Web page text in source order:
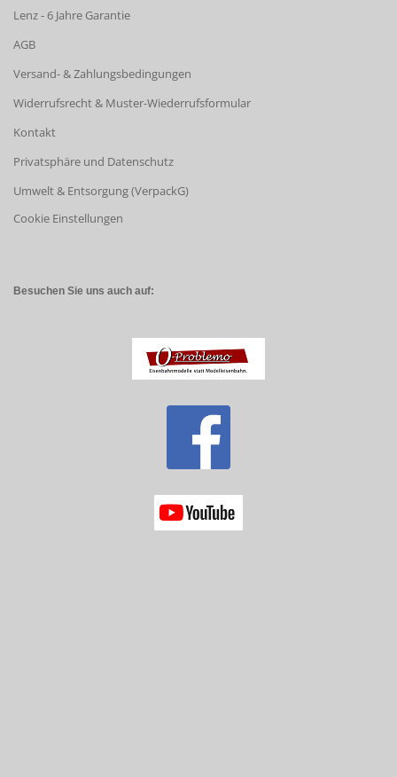
Lenz - 6 Jahre Garantie
AGB
Versand- & Zahlungsbedingungen
Widerrufsrecht & Muster-Wiederrufsformular
Kontakt
Privatsphäre und Datenschutz
Umwelt & Entsorgung (VerpackG)
Cookie Einstellungen
Besuchen Sie uns auch auf: